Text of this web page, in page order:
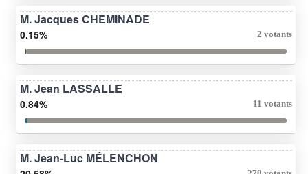
M. Jacques CHEMINADE
0.15% 2 votants
M. Jean LASSALLE
0.84% 11 votants
M. Jean-Luc MÉLENCHON